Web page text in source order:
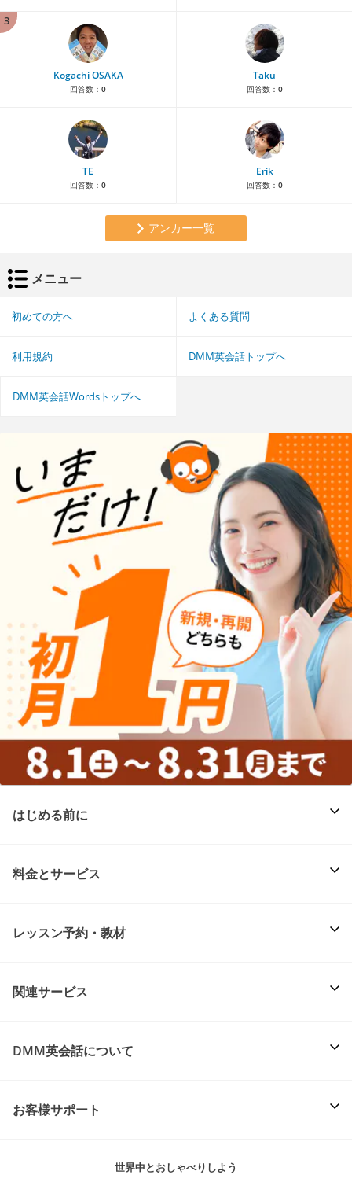
3
Kogachi OSAKA
回答数： 0
Taku
回答数： 0
TE
回答数： 0
Erik
回答数： 0
アンカー一覧
メニュー
初めての方へ よくある質問
利用規約 DMM英会話トップへ
DMM英会話Wordsトップへ
はじめる前に
料金とサービス
レッスン予約・教材
関連サービス
DMM英会話について
お客様サポート
世界中とおしゃべりしよう